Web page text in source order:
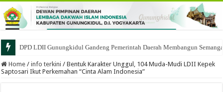
DPD LDII Gunungkidul Gandeng Pemerintah Daerah Membangun
Home / info terkini / Bentuk Karakter Unggul, 104 Muda-Mudi LDII Kepek
Saptosari Ikut Perkemahan “Cinta Alam Indonesia”